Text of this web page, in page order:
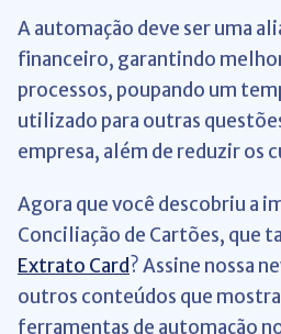
A automação deve ser uma
financeiro, garantindo
processos, poupando um
utilizado para outras
empresa, além de reduzir os
Agora que você descobriu a
Conciliação de Cartões, que
Extrato Card ? Assine nossa
outros conteúdos que
ferramentas de automação